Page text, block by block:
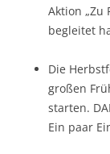
Aktion „Zu
begleitet
Die
großen
starten.
Ein paar